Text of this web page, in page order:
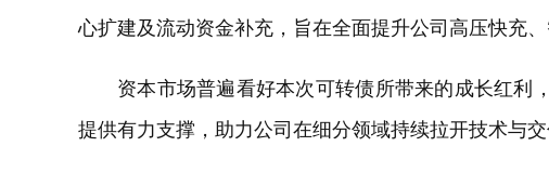
心扩建及流动资金补充，旨在全面提升公司高压快充、
资本市场普遍看好本次可转债所带来的成长红利
提供有力支撑，助力公司在细分领域持续拉开技术与交